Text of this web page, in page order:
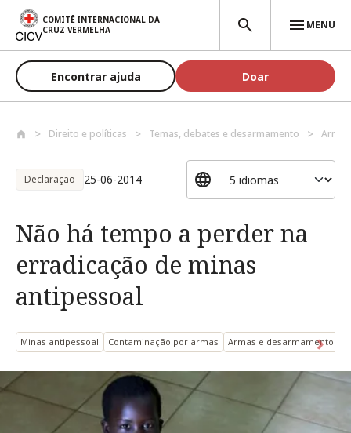
Passar para o conteúdo principal
COMITÊ INTERNACIONAL DA
CRUZ VERMELHA
MENU
Encontrar ajuda Doar
Direito e políticas Temas, debates e desarmamento
Declaração 25-06-2014
Não há tempo a perder na
erradicação de minas
antipessoal
Minas antipessoal Contaminação por armas Armas e desarmamento